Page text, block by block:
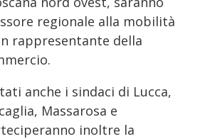
regionale alla mobilità
rappresentante della
anche i sindaci di Lucca,
Massarosa e
inoltre la